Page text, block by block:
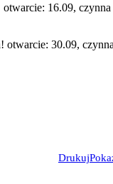
16.09, czynna
otwarcie: 30.09,
Drukuj